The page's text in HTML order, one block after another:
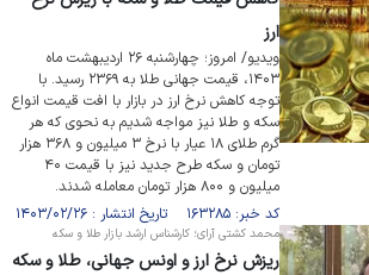
ارز
ویدیو/ امروز؛ چهارشنبه ۲۶ اردیبهشت ماه
۱۴۰۳، قیمت جهانی طلا به ۲۳۶۹ رسید. با
توجه کاهش نرخ ارز در بازار با افت قیمت انواع
سکه و طلا نیز مواجه شدیم به نحوی که هر
گرم طلای ۱۸ عیار با نرخ ۳ میلیون و ۳۶۸ هزار
تومان و سکه طرح جدید نیز با قیمت ۴۰
میلیون و ۸۰۰ هزار تومان معامله شدند.
کد خبر: ۱۶۳۲۸۵ تاریخ انتشار : ۱۴۰۳/۰۲/۲۶
محمد کشتی آرای؛ کارشناس ارشد بازار طلا و سکه
ریزش نرخ ارز و اونس جهانی، طلا و سکه